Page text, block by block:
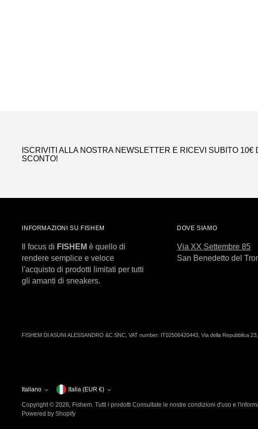
ISCRIVITI ALLA NOSTRA NEWSLETTER E RICEVI SUBITO 10€
SCONTO!
INFORMAZIONI SU FISHEM
Il focus di FISHEM è quello di
rendere semplice e veloce
l'acquisto di prodotti limitati per tutti
gli amanti di sneakers.
DOVE SIAMO
Via XX Settembre 85
San Benedetto del
FISHEM DI ASUNI ALESSANDRO &C SNC, VAT number: IT02506420443, Via della Repubblica
Lingua
Italiano Valuta Italia (EUR €)
Copyright © 2026, Fishem. Tutti i prodotti Consultate le nostre condizioni d'uso e
Powered by Shopify